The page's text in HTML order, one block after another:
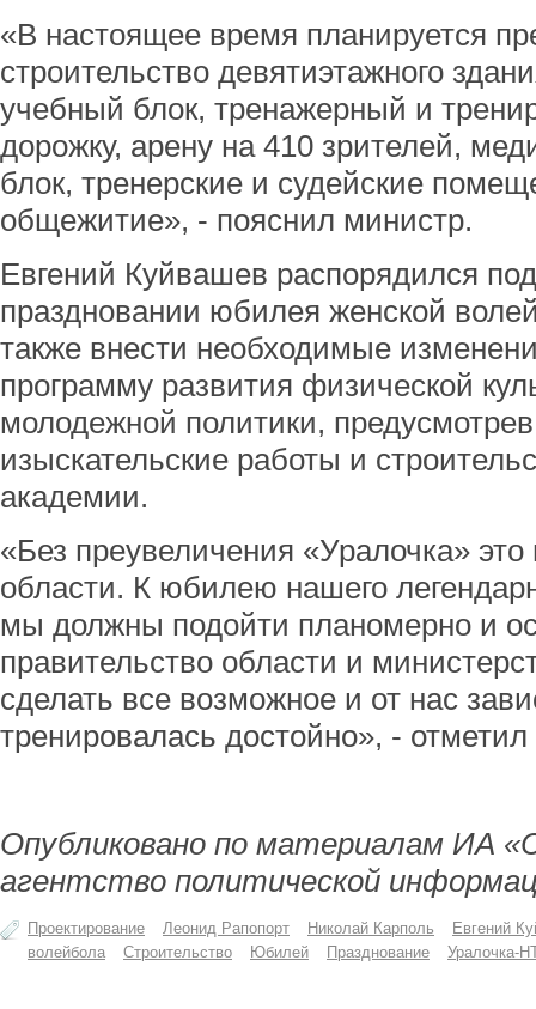
«В настоящее время планируется
строительство девятиэтажного
учебный блок, тренажерный и
дорожку, арену на 410 зрителей,
блок, тренерские и судейские
общежитие», - пояснил министр.
Евгений Куйвашев распорядился
праздновании юбилея женской
также внести необходимые
программу развития физической
молодежной политики,
изыскательские работы и
академии.
«Без преувеличения «Уралочка»
области. К юбилею нашего
мы должны подойти планомерно и
правительство области и
сделать все возможное и от нас
тренировалась достойно», - отметил
Опубликовано по материалам ИА
агентство политической
Проектирование Леонид Рапопорт Николай Карполь
Евгений
волейбола
Строительство Юбилей Празднование Уралочка-